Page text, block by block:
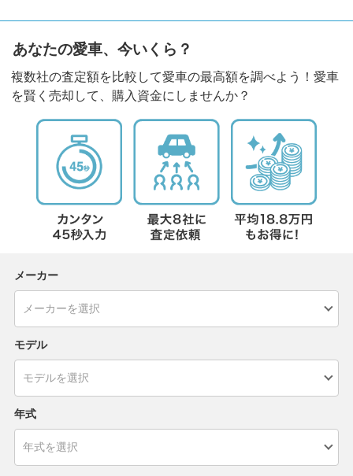
あなたの愛車、今いくら？
複数社の査定額を比較して愛車の最高額を調べよう！愛車
を賢く売却して、購入資金にしませんか？
メーカー
モデル
年式